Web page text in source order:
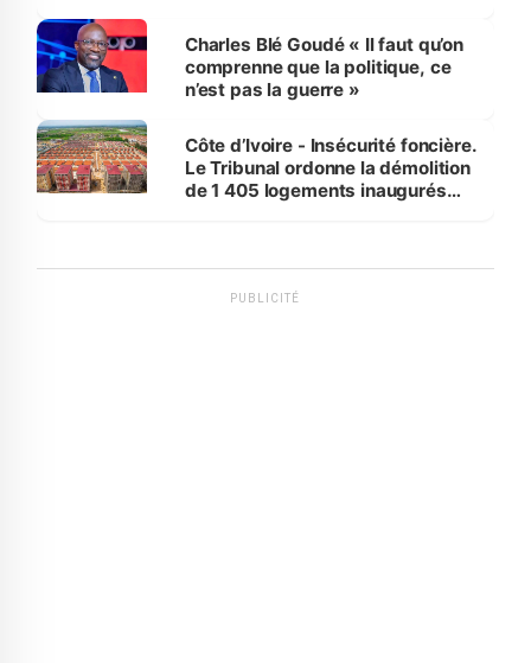
Charles Blé Goudé « Il faut qu’on
comprenne que la politique, ce
n’est pas la guerre »
Côte d’Ivoire - Insécurité foncière.
Le Tribunal ordonne la démolition
de 1 405 logements inaugurés
PUBLICITÉ